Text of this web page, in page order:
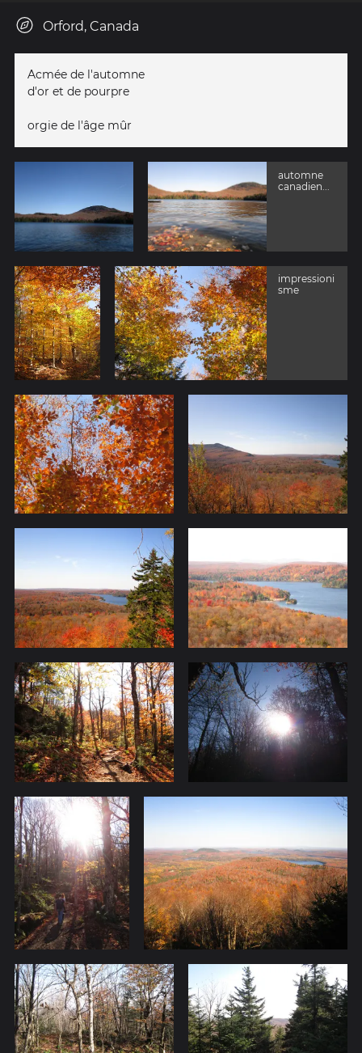
Orford, Canada
Acmée de l'automne
d'or et de pourpre
orgie de l'âge mûr
automne
canadien...
impressioni
sme